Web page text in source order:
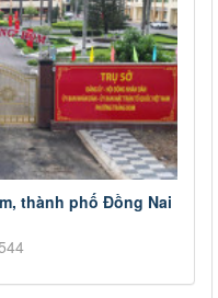
thành phố Đồng Nai